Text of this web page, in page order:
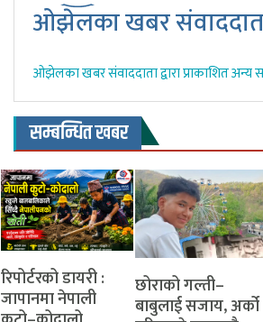
ओझेलका खबर
ओझेलका खबर संवाददाता द्वारा प्राकाशित अन्य
सम्बन्धित खबर
रिपोर्टरको डायरी :
जापानमा नेपाली
‎​छोराको गल्ती–
बाबुलाई सजाय, अर्को